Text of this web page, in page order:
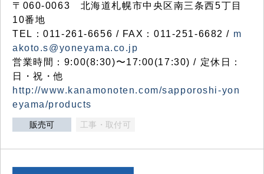
〒060-0063 北海道札幌市中央区南三条西5丁目
10番地
TEL：011-261-6656 / FAX：011-251-6682 / m
akoto.s@yoneyama.co.jp
営業時間：9:00(8:30)〜17:00(17:30) / 定休日：
日・祝・他
http://www.kanamonoten.com/sapporoshi-yon
eyama/products
販売可 工事・取付可